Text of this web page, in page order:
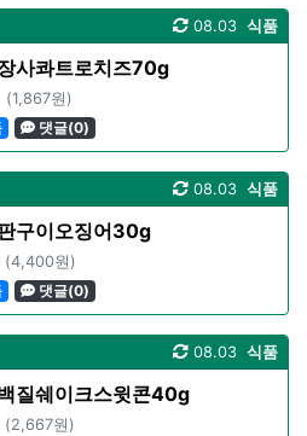
식품
08.03
사콰트로치즈70g
(1,867원)
댓글(0)
식품
08.03
구이오징어30g
(4,400원)
댓글(0)
식품
08.03
질쉐이크스윗콘40g
(2,667원)